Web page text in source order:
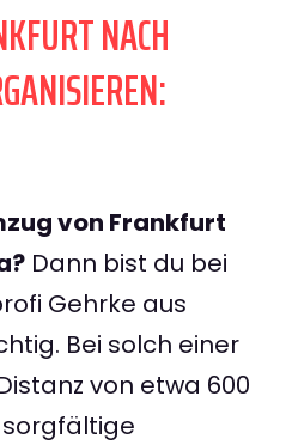
NACH
von Frankfurt
Dann bist du bei
Gehrke aus
Bei solch einer
von etwa 600